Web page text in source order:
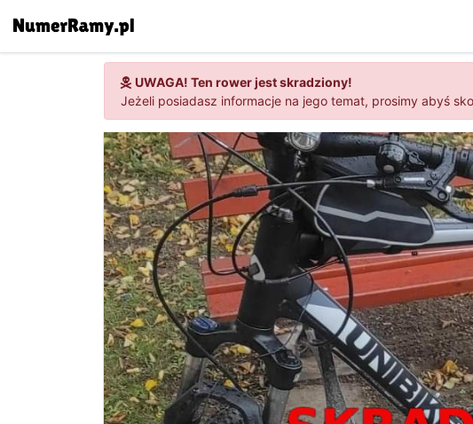
UWAGA! Ten rower jest skradziony!
Jeżeli posiadasz informacje na jego temat, prosimy abyś